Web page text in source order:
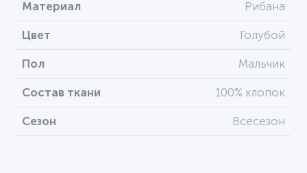
Материал Рибана
Цвет Голубой
Пол Мальчик
Состав ткани 100% хлопок
Сезон Всесезон